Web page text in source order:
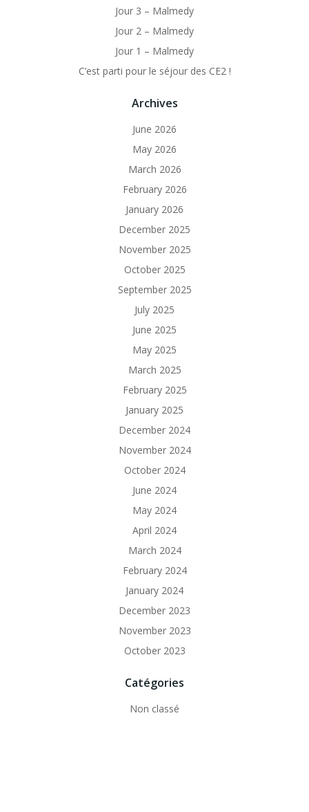
Jour 3 – Malmedy
Jour 2 – Malmedy
Jour 1 – Malmedy
C’est parti pour le séjour des CE2 !
Archives
June 2026
May 2026
March 2026
February 2026
January 2026
December 2025
November 2025
October 2025
September 2025
July 2025
June 2025
May 2025
March 2025
February 2025
January 2025
December 2024
November 2024
October 2024
June 2024
May 2024
April 2024
March 2024
February 2024
January 2024
December 2023
November 2023
October 2023
Catégories
Non classé